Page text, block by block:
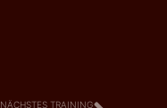
NÄCHSTES TRAINING